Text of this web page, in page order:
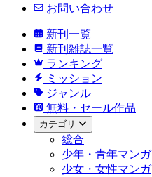
お問い合わせ
新刊一覧
新刊雑誌一覧
ランキング
ミッション
ジャンル
無料・セール作品
カテゴリ
総合
少年・青年マンガ
少女・女性マンガ